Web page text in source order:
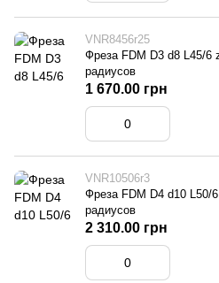
VNR8456r25
Фреза FDM D3 d8 L45/6
радиусов
1 670.00 грн
VNR10506r3
Фреза FDM D4 d10 L50/
радиусов
2 310.00 грн